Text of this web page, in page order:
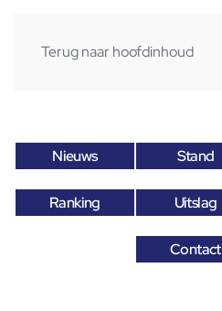
Terug naar hoofdinhoud
Nieuws Stand
Ranking Uitslag
Contact